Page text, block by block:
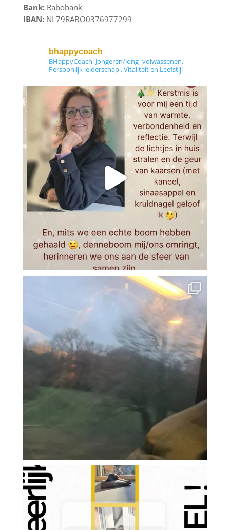
Bank:Rabobank
IBAN:NL79RABO0376977299
bhappycoach
BHappyCoach; Jongeren/jong- volwassenen,
Persoonlijk leiderschap , Vitaliteit en Leefstijl